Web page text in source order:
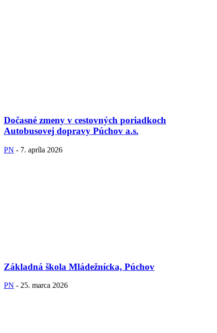
Dočasné zmeny v cestovných poriadkoch
Autobusovej dopravy Púchov a.s.
PN - 7. apríla 2026
Základná škola Mládežnícka, Púchov
PN - 25. marca 2026